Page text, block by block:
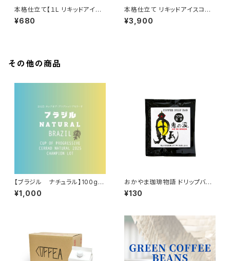
本格仕立て【１L リキッドアイス
コーヒー(加糖)】
¥680
本格仕立て リキッドアイスコー
ヒー 6本入り(加糖)
¥3,900
その他の商品
【ブラジル ナチュラル】100g入
り
¥1,000
おかやま珈琲物語 ドリップバッ
グ珈琲【鬼の涙】
¥130